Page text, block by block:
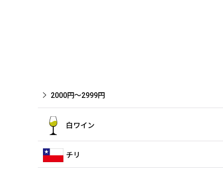
2000円〜2999円
白ワイン
チリ